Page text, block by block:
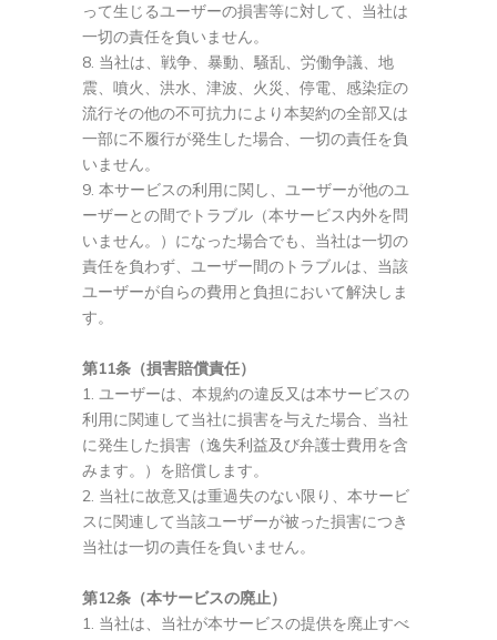
って生じるユーザーの損害等に対して、当社は
一切の責任を負いません。
当社は、戦争、暴動、騒乱、労働争議、地
震、噴火、洪水、津波、火災、停電、感染症の
流行その他の不可抗力により本契約の全部又は
一部に不履行が発生した場合、一切の責任を負
いません。
本サービスの利用に関し、ユーザーが他のユ
ーザーとの間でトラブル（本サービス内外を問
いません。）になった場合でも、当社は一切の
責任を負わず、ユーザー間のトラブルは、当該
ユーザーが自らの費用と負担において解決しま
す。
第11条（損害賠償責任）
ユーザーは、本規約の違反又は本サービスの
利用に関連して当社に損害を与えた場合、当社
に発生した損害（逸失利益及び弁護士費用を含
みます。）を賠償します。
当社に故意又は重過失のない限り、本サービ
スに関連して当該ユーザーが被った損害につき
当社は一切の責任を負いません。
第12条（本サービスの廃止）
当社は、当社が本サービスの提供を廃止すべ